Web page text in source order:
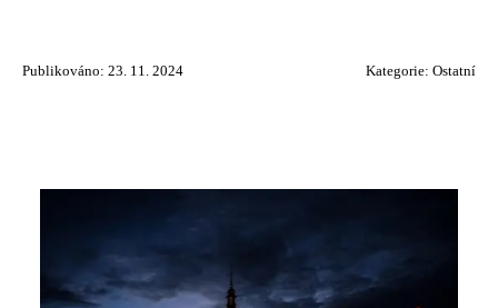
Publikováno: 23. 11. 2024 Kategorie: Ostatní